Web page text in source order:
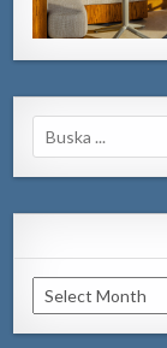
Search
for:
Archivo